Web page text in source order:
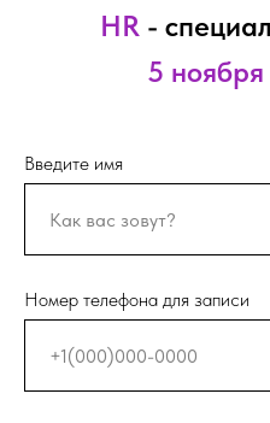
HR-
5
Введите имя
Номер телефона для записи